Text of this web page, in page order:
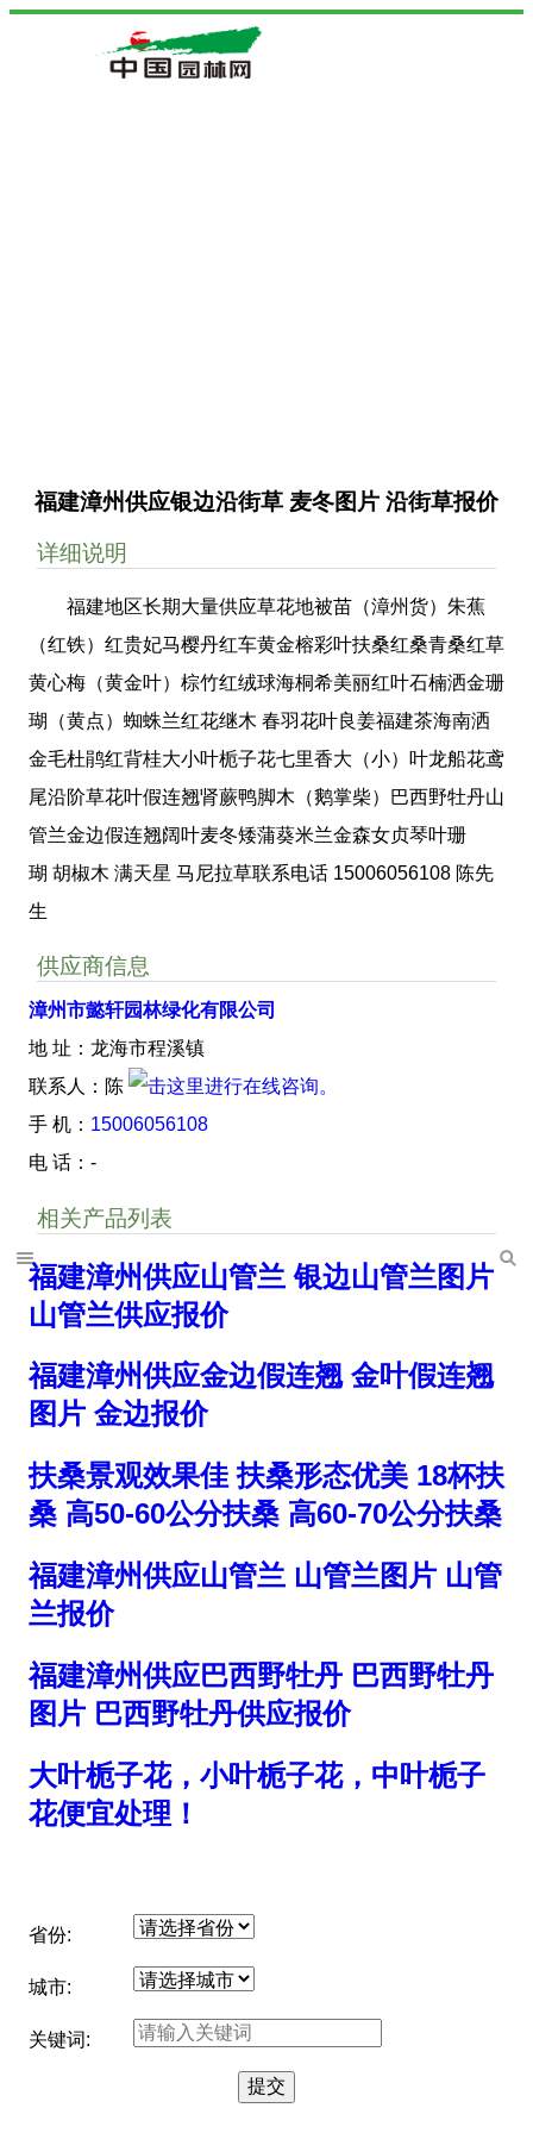
福建漳州供应银边沿街草 麦冬图片 沿街草报价
详细说明
福建地区长期大量供应草花地被苗（漳州货）朱蕉
（红铁）红贵妃马樱丹红车黄金榕彩叶扶桑红桑青桑红草
黄心梅（黄金叶）棕竹红绒球海桐希美丽红叶石楠洒金珊
瑚（黄点）蜘蛛兰红花继木 春羽花叶良姜福建茶海南洒
金毛杜鹃红背桂大小叶栀子花七里香大（小）叶龙船花鸢
尾沿阶草花叶假连翘肾蕨鸭脚木（鹅掌柴）巴西野牡丹山
管兰金边假连翘阔叶麦冬矮蒲葵米兰金森女贞琴叶珊
瑚 胡椒木 满天星 马尼拉草联系电话 15006056108 陈先
生
供应商信息
漳州市懿轩园林绿化有限公司
地 址：龙海市程溪镇
联系人：陈
手 机： 15006056108
电 话：-
相关产品列表
福建漳州供应山管兰 银边山管兰图片
山管兰供应报价
福建漳州供应金边假连翘 金叶假连翘
图片 金边报价
扶桑景观效果佳 扶桑形态优美 18杯扶
桑 高50-60公分扶桑 高60-70公分扶桑
福建漳州供应山管兰 山管兰图片 山管
兰报价
福建漳州供应巴西野牡丹 巴西野牡丹
图片 巴西野牡丹供应报价
大叶栀子花，小叶栀子花，中叶栀子
花便宜处理！
省份:
城市:
关键词: